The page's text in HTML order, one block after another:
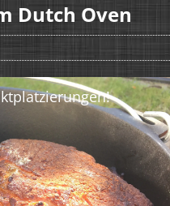
Dutch Oven